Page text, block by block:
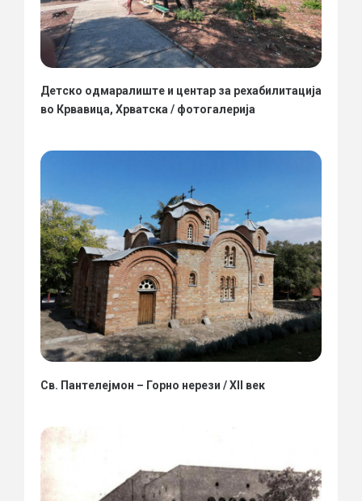
Детско одмаралиште и центар за рехабилитација
во Крвавица, Хрватска / фотогалерија
Св. Пантелејмон – Горно нерези / XII век